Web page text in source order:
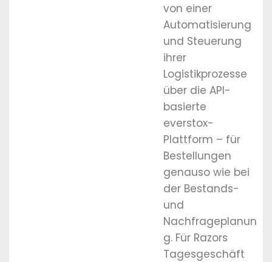
von einer
Automatisierung
und Steuerung
ihrer
Logistikprozesse
über die API-
basierte
everstox-
Plattform – für
Bestellungen
genauso wie bei
der Bestands-
und
Nachfrageplanun
g. Für Razors
Tagesgeschäft